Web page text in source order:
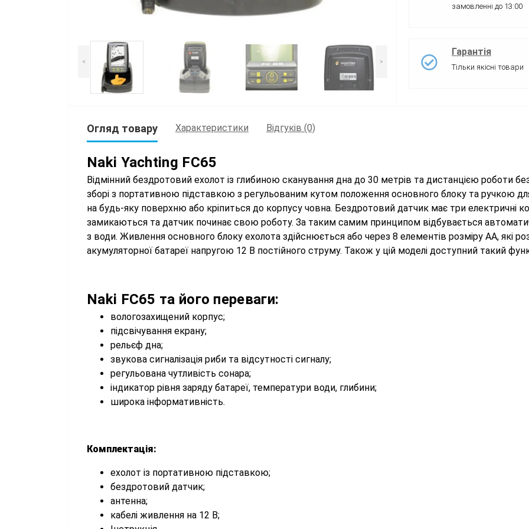
< >
замовленні до 13:00
Гарантія
Тільки якісні товари
Огляд товару Характеристики Відгуків (0)
Naki Yachting FC65
Відмінний бездротовий ехолот із глибиною сканування дна до 30 метрів та дистанцією роботи
зборі з портативною підставкою з регульованим кутом положення основного блоку та ручкою
на будь-яку поверхню або кріпиться до корпусу човна. Бездротовий датчик має три електричні
замикаються та датчик починає свою роботу. За таким самим принципом відбувається
з води. Живлення основного блоку ехолота здійснюється або через 8 елементів розміру АА, які
акумуляторної батареї напругою 12 В постійного струму. Також у цій моделі доступний такий
Naki FC65 та його переваги:
вологозахищений корпус;
підсвічування екрану;
рельєф дна;
звукова сигналізація риби та відсутності сигналу;
регульована чутливість сонара;
індикатор рівня заряду батареї, температури води, глибини;
широка інформативність.
Комплектація:
ехолот із портативною підставкою;
бездротовий датчик;
антенна;
кабелі живлення на 12 В;